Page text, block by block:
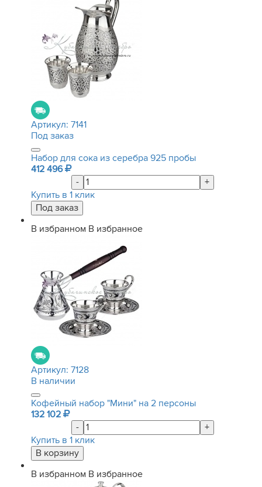
Артикул: 7141
Под заказ
Набор для сока из серебра 925 пробы
412 496
-
+
Купить в 1 клик
В избранном В избранное
Артикул: 7128
В наличии
Кофейный набор "Мини" на 2 персоны
132 102
-
+
Купить в 1 клик
В избранном В избранное